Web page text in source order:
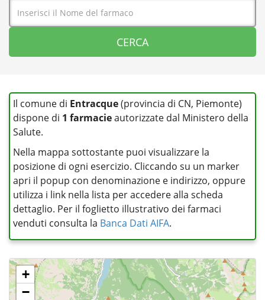
Il comune di Entracque(provincia di CN, Piemonte)
dispone di 1 farmacieautorizzate dal Ministero della
Salute.
Nella mappa sottostante puoi visualizzare la
posizione di ogni esercizio. Cliccando su un marker
apri il popup con denominazione e indirizzo, oppure
utilizza i link nella lista per accedere alla scheda
dettaglio. Per il foglietto illustrativo dei farmaci
venduti consulta la Banca Dati AIFA.
+
−